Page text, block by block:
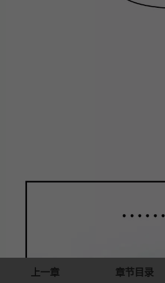
上一章 章节目录